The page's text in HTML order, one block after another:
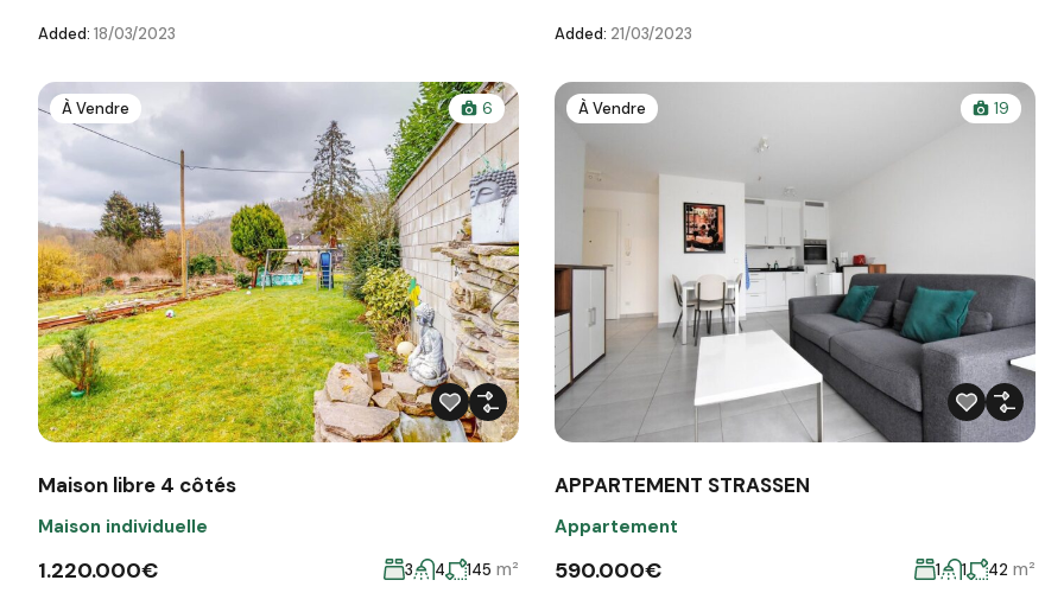
Added: 18/03/2023 Added: 21/03/2023
À Vendre 6
Maison libre 4 côtés
Maison individuelle
1.220.000€ 3 4 145 m²
À Vendre 19
APPARTEMENT STRASSEN
Appartement
590.000€ 1 1 42 m²